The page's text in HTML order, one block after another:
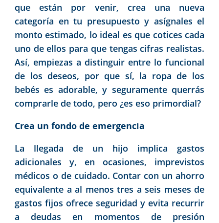
que están por venir, crea una nueva
categoría en tu presupuesto y asígnales el
monto estimado, lo ideal es que cotices cada
uno de ellos para que tengas cifras realistas.
Así, empiezas a distinguir entre lo funcional
de los deseos, por que sí, la ropa de los
bebés es adorable, y seguramente querrás
comprarle de todo, pero ¿es eso primordial?
Crea un fondo de emergencia
La llegada de un hijo implica gastos
adicionales y, en ocasiones, imprevistos
médicos o de cuidado. Contar con un ahorro
equivalente a al menos tres a seis meses de
gastos fijos ofrece seguridad y evita recurrir
a deudas en momentos de presión